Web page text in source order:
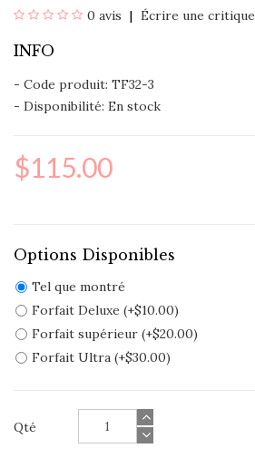
0 avis Écrire une critique
INFO
- Code produit: TF32-3
- Disponibilité: En stock
$115.00
Options Disponibles
Tel que montré
Forfait Deluxe (+$10.00)
Forfait supérieur (+$20.00)
Forfait Ultra (+$30.00)
Qté